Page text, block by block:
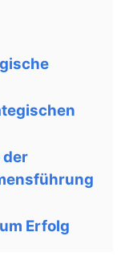
der
Erfolg